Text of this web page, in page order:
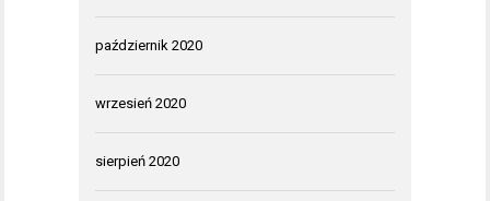
październik 2020
wrzesień 2020
sierpień 2020